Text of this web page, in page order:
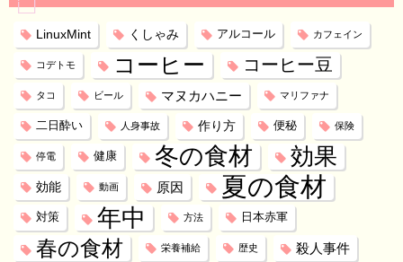
LinuxMint くしゃみ アルコール カフェイン
コデトモ コーヒー コーヒー豆
タコ ビール マヌカハニー マリファナ
二日酔い 人身事故 作り方 便秘 保険
停電 健康 冬の食材 効果
効能 動画 原因 夏の食材
対策 年中 方法 日本赤軍
春の食材 栄養補給 歴史 殺人事件